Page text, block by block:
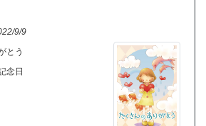
9/9
とう
念日